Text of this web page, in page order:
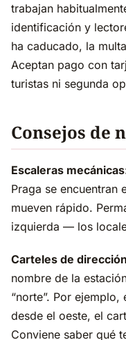
trabajan
identificación y
ha caducado, la
Aceptan pago con
turistas ni segunda
Consejos de
Escaleras
Praga se encuentran
mueven rápido.
izquierda — los
Carteles de
nombre de la
“norte”. Por
desde el oeste, el
Conviene saber qué